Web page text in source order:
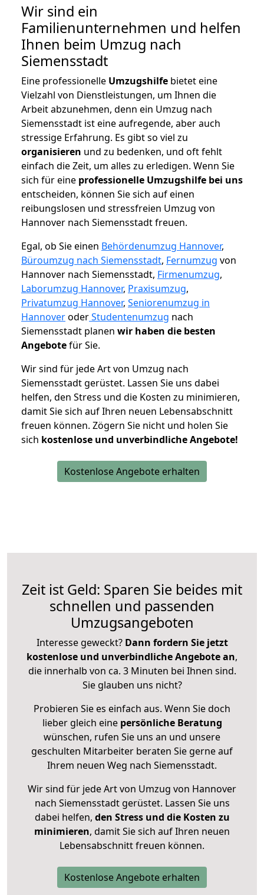
Wir sind ein
Familienunternehmen und helfen
Ihnen beim Umzug nach
Siemensstadt
Eine professionelle Umzugshilfe bietet eine
Vielzahl von Dienstleistungen, um Ihnen die
Arbeit abzunehmen, denn ein Umzug nach
Siemensstadt ist eine aufregende, aber auch
stressige Erfahrung. Es gibt so viel zu
organisieren und zu bedenken, und oft fehlt
einfach die Zeit, um alles zu erledigen. Wenn Sie
sich für eine professionelle Umzugshilfe bei uns
entscheiden, können Sie sich auf einen
reibungslosen und stressfreien Umzug von
Hannover nach Siemensstadt freuen.
Egal, ob Sie einen Behördenumzug Hannover,
Büroumzug nach Siemensstadt, Fernumzug von
Hannover nach Siemensstadt, Firmenumzug,
Laborumzug Hannover, Praxisumzug,
Privatumzug Hannover, Seniorenumzug in
HannoveroderStudentenumzug nach
Siemensstadt planen wir haben die besten
Angebotefür Sie.
Wir sind für jede Art von Umzug nach
Siemensstadt gerüstet. Lassen Sie uns dabei
helfen, den Stress und die Kosten zu minimieren,
damit Sie sich auf Ihren neuen Lebensabschnitt
freuen können. Zögern Sie nicht und holen Sie
sich kostenlose und unverbindliche Angebote!
Kostenlose Angebote erhalten
Zeit ist Geld: Sparen Sie beides mit
schnellen und passenden
Umzugsangeboten
Interesse geweckt? Dann fordern Sie jetzt
kostenlose und unverbindliche Angebote an,
die innerhalb von ca. 3 Minuten bei Ihnen sind.
Sie glauben uns nicht?
Probieren Sie es einfach aus. Wenn Sie doch
lieber gleich eine persönliche Beratung
wünschen, rufen Sie uns an und unsere
geschulten Mitarbeiter beraten Sie gerne auf
Ihrem neuen Weg nach Siemensstadt.
Wir sind für jede Art von Umzug von Hannover
nach Siemensstadt gerüstet. Lassen Sie uns
dabei helfen, den Stress und die Kosten zu
minimieren, damit Sie sich auf Ihren neuen
Lebensabschnitt freuen können.
Kostenlose Angebote erhalten